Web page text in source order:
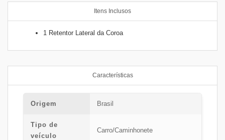
Itens Inclusos
1 Retentor Lateral da Coroa
Características
Origem Brasil
Tipo de
veículo
Carro/Caminhonete